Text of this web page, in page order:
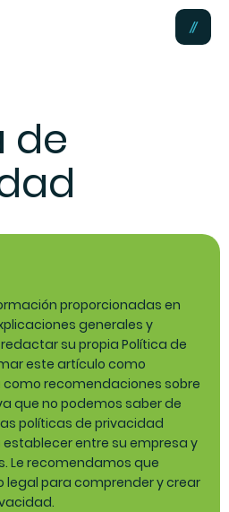
de
proporcionadas en
generales y
su propia Política de
este artículo como
recomendaciones sobre
que no podemos saber de
políticas de privacidad
entre su empresa y
Le recomendamos que
para comprender y crear